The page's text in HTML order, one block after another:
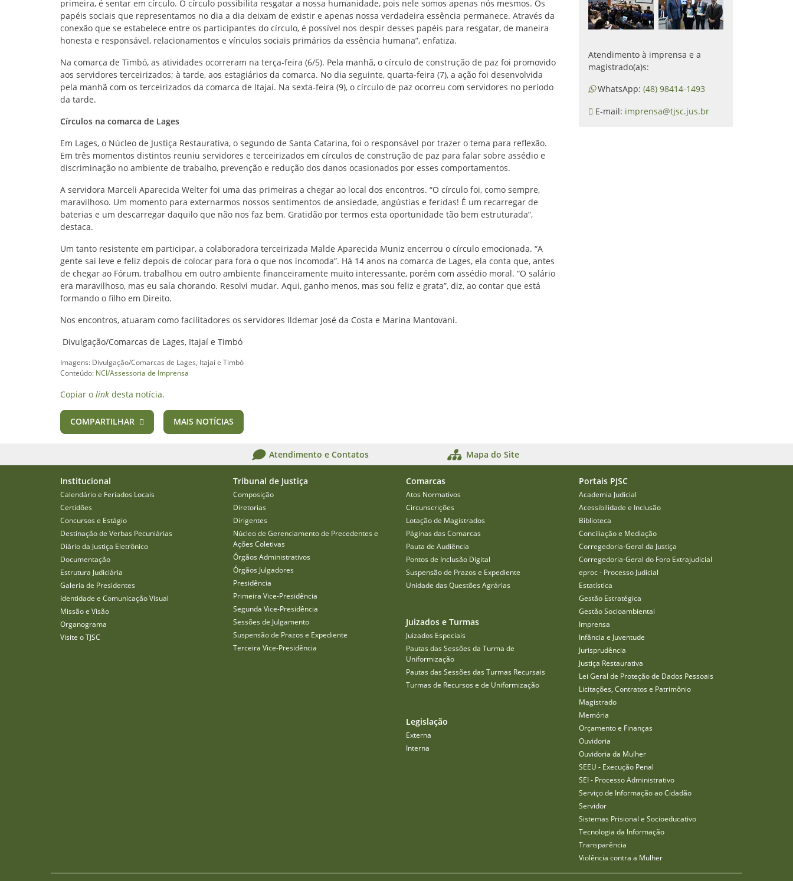
primeira, é sentar em círculo. O círculo possibilita resgatar a nossa humanidade, pois nele somos apenas nós mesmos. Os
papéis sociais que representamos no dia a dia deixam de existir e apenas nossa verdadeira essência permanece. Através da
conexão que se estabelece entre os participantes do círculo, é possível nos despir desses papéis para resgatar, de maneira
honesta e responsável, relacionamentos e vínculos sociais primários da essência humana”, enfatiza.
Na comarca de Timbó, as atividades ocorreram na terça-feira (6/5). Pela manhã, o círculo de construção de paz foi promovido
aos servidores terceirizados; à tarde, aos estagiários da comarca. No dia seguinte, quarta-feira (7), a ação foi desenvolvida
pela manhã com os terceirizados da comarca de Itajaí. Na sexta-feira (9), o círculo de paz ocorreu com servidores no período
da tarde.
Círculos na comarca de Lages
Em Lages, o Núcleo de Justiça Restaurativa, o segundo de Santa Catarina, foi o responsável por trazer o tema para reflexão.
Em três momentos distintos reuniu servidores e terceirizados em círculos de construção de paz para falar sobre assédio e
discriminação no ambiente de trabalho, prevenção e redução dos danos ocasionados por esses comportamentos.
A servidora Marceli Aparecida Welter foi uma das primeiras a chegar ao local dos encontros. “O círculo foi, como sempre,
maravilhoso. Um momento para externarmos nossos sentimentos de ansiedade, angústias e feridas! É um recarregar de
baterias e um descarregar daquilo que não nos faz bem. Gratidão por termos esta oportunidade tão bem estruturada”,
destaca.
Um tanto resistente em participar, a colaboradora terceirizada Malde Aparecida Muniz encerrou o círculo emocionada. “A
gente sai leve e feliz depois de colocar para fora o que nos incomoda”. Há 14 anos na comarca de Lages, ela conta que, antes
de chegar ao Fórum, trabalhou em outro ambiente financeiramente muito interessante, porém com assédio moral. “O salário
era maravilhoso, mas eu saía chorando. Resolvi mudar. Aqui, ganho menos, mas sou feliz e grata”, diz, ao contar que está
formando o filho em Direito.
Nos encontros, atuaram como facilitadores os servidores Ildemar José da Costa e Marina Mantovani.
Divulgação/Comarcas de Lages, Itajaí e Timbó
Imagens: Divulgação/Comarcas de Lages, Itajaí e Timbó
Conteúdo: NCI/Assessoria de Imprensa
Copiar o link desta notícia.
COMPARTILHAR MAIS NOTÍCIAS
Atendimento à imprensa e a
magistrado(a)s:
WhatsApp: (48) 98414-1493
E-mail: imprensa@tjsc.jus.br
Atendimento e Contatos Mapa do Site
Institucional
Calendário e Feriados Locais
Certidões
Concursos e Estágio
Destinação de Verbas Pecuniárias
Diário da Justiça Eletrônico
Documentação
Estrutura Judiciária
Galeria de Presidentes
Identidade e Comunicação Visual
Missão e Visão
Organograma
Visite o TJSC
Tribunal de Justiça
Composição
Diretorias
Dirigentes
Núcleo de Gerenciamento de Precedentes e
Ações Coletivas
Órgãos Administrativos
Órgãos Julgadores
Presidência
Primeira Vice-Presidência
Segunda Vice-Presidência
Sessões de Julgamento
Suspensão de Prazos e Expediente
Terceira Vice-Presidência
Comarcas
Atos Normativos
Circunscrições
Lotação de Magistrados
Páginas das Comarcas
Pauta de Audiência
Pontos de Inclusão Digital
Suspensão de Prazos e Expediente
Unidade das Questões Agrárias
Juizados e Turmas
Juizados Especiais
Pautas das Sessões da Turma de
Uniformização
Pautas das Sessões das Turmas Recursais
Turmas de Recursos e de Uniformização
Legislação
Externa
Interna
Portais PJSC
Academia Judicial
Acessibilidade e Inclusão
Biblioteca
Conciliação e Mediação
Corregedoria-Geral da Justiça
Corregedoria-Geral do Foro Extrajudicial
eproc - Processo Judicial
Estatística
Gestão Estratégica
Gestão Socioambiental
Imprensa
Infância e Juventude
Jurisprudência
Justiça Restaurativa
Lei Geral de Proteção de Dados Pessoais
Licitações, Contratos e Patrimônio
Magistrado
Memória
Orçamento e Finanças
Ouvidoria
Ouvidoria da Mulher
SEEU - Execução Penal
SEI - Processo Administrativo
Serviço de Informação ao Cidadão
Servidor
Sistemas Prisional e Socioeducativo
Tecnologia da Informação
Transparência
Violência contra a Mulher